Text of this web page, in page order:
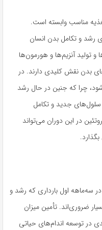
مناسب وابسته است.
رشد و تکامل بدن انسان
و تولید آنزیم‌ها و هورمون‌ها
بدن نقش کلیدی دارند. در
چرا که جنین در حال رشد
سلول‌های جدید و تکامل
در این دوران می‌تواند
سه‌ماهه اول بارداری که رشد و
ضروری‌اند. تأمین میزان
در توسعه اندام‌های حیاتی